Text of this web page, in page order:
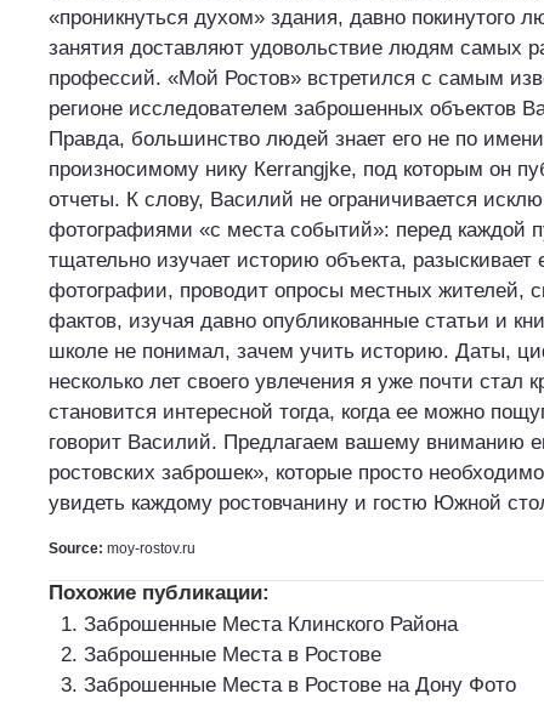
«проникнуться духом» здания, давно покинутого
занятия доставляют удовольствие людям самых
профессий. «Мой Ростов» встретился с самым
регионе исследователем заброшенных объектов
Правда, большинство людей знает его не по
произносимому нику Кerrangjke, под которым он
отчеты. К слову, Василий не ограничивается
фотографиями «с места событий»: перед каждой
тщательно изучает историю объекта, разыскивает
фотографии, проводит опросы местных жителей,
фактов, изучая давно опубликованные статьи и
школе не понимал, зачем учить историю. Даты,
несколько лет своего увлечения я уже почти стал
становится интересной тогда, когда ее можно
говорит Василий. Предлагаем вашему вниманию
ростовских заброшек», которые просто
увидеть каждому ростовчанину и гостю Южной
Source: moy-rostov.ru
Похожие публикации:
Заброшенные Места Клинского Района
Заброшенные Места в Ростове
Заброшенные Места в Ростове на Дону Фото